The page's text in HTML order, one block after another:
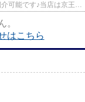
可能です♪当店は京王線
。
はこちら